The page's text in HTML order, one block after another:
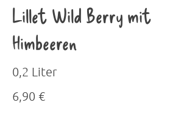
Lillet Wild Berry mit
Himbeeren
0,2 Liter
6,90 €